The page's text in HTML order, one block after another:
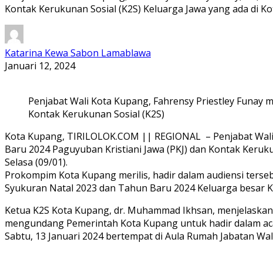
Kontak Kerukunan Sosial (K2S) Keluarga Jawa yang ada di
Katarina Kewa Sabon Lamablawa
Januari 12, 2024
Penjabat Wali Kota Kupang, Fahrensy Priestley Funay
Kontak Kerukunan Sosial (K2S)
Kota Kupang, TIRILOLOK.COM || REGIONAL – Penjabat
Baru 2024 Paguyuban Kristiani Jawa (PKJ) dan Kontak
Selasa (09/01).
Prokompim Kota Kupang merilis, hadir dalam audiensi
Syukuran Natal 2023 dan Tahun Baru 2024 Keluarga besar
Ketua K2S Kota Kupang, dr. Muhammad Ikhsan,
mengundang Pemerintah Kota Kupang untuk hadir dalam
Sabtu, 13 Januari 2024 bertempat di Aula Rumah Jabatan